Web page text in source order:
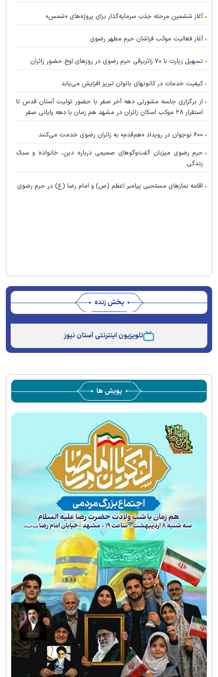
آغاز ششمین مرحله جذب سرمایه‌گذار برای پروژه‌های «شمس»
آغاز فعالیت موکب فراشان حرم مطهر رضوی
تسهیل زیارت با ۷۰ زائربرقی حرم رضوی در روز‌های اوج حضور زائران
کیفیت خدمات در کانونهای بانوان تبریز افزایش می‌یابد
از برگزاری جلسه مشورتی دهه آخر صفر با حضور تولیت آستان قدس تا
استقرار ۲۸ موکب اسکان زائران در مشهد هم زمان با دهه پایانی صفر
۶۰۰ نوجوان در رویداد «هم‌قدم» به زائران رضوی خدمت می‌کنند
حرم رضوی میزبان گفت‌و‌گو‌های صمیمی درباره دین، خانواده و سبک
زندگی
اقامه نماز‌های مستحبی پیامبر اعظم (ص) و امام رضا (ع) در حرم رضوی
پخش زنده
تلویزیون اینترنتی آستان نیوز
پویش ها